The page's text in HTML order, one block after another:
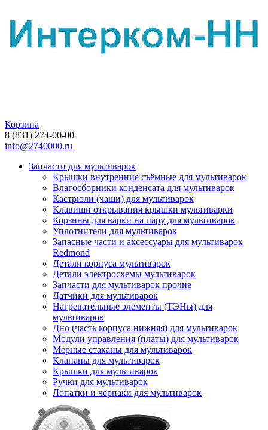
Корзина
8 (831) 274-00-00
info@2740000.ru
Запчасти для мультиварок
Крышки внутренние съёмные для мультиварок
Влагосборники конденсата для мультиварок
Кастрюли (чаши) для мультиварок
Клавиши открывания крышки мультиварки
Корзины для варки на пару для мультиварок
Уплотнители для мультиварок
Запасные части и аксессуары для мультиварок
Redmond
Детали корпуса мультиварок
Детали электросхемы мультиварок
Запчасти для мультиварок прочие
Датчики для мультиварок
Нагревательные элементы (ТЭНы) для
мультиварок
Дно (часть корпуса нижняя) для мультиварок
Модули управления (платы) для мультиварок
Мерные стаканы для мультиварок
Клапаны для мультиварок
Крышки для мультиварок
Ручки для мультиварок
Лопатки и черпаки для мультиварок